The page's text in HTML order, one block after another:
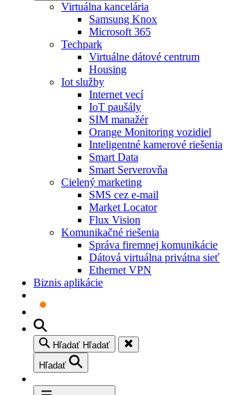
Virtuálna kancelária
Samsung Knox
Microsoft 365
Techpark
Virtuálne dátové centrum
Housing
Iot služby
Internet vecí
IoT paušály
SIM manažér
Orange Monitoring vozidiel
Inteligentné kamerové riešenia
Smart Data
Smart Serverovňa
Cielený marketing
SMS cez e-mail
Market Locator
Flux Vision
Komunikačné riešenia
Správa firemnej komunikácie
Dátová virtuálna privátna sieť
Ethernet VPN
Biznis aplikácie
Hľadať Hľadať
Hľadať